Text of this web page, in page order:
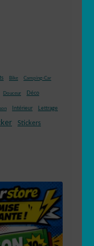
Bike Camping-Car
Douceur Déco
Intérieur Lettrage
Stickers